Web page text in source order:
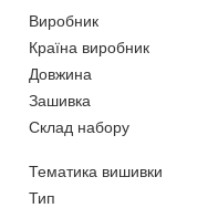
Виробник
Країна виробник
Довжина
Зашивка
Склад набору
Тематика вишивки
Тип